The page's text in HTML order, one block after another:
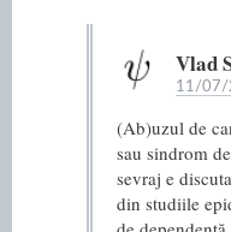
Vlad
11/07/
(Ab)uzul de
sau sindrom
sevraj e
din studiile